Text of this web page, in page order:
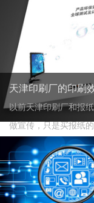
天津印刷厂的印刷
以前天津印刷厂和报
做宣传，只是买报纸